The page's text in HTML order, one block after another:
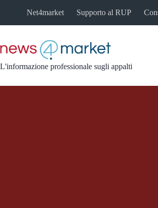
Net4market Supporto al RUP
L'informazione professionale sugli appalti